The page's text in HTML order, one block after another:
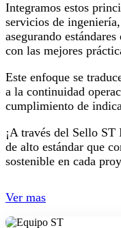
Integramos estos
servicios de
asegurando
con las mejores
Este enfoque se
a la continuidad
cumplimiento de
¡A través del Sello
de alto estándar que
sostenible en cada
Ver mas